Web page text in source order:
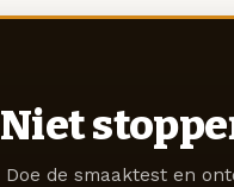
Niet
Doe de smaaktest en